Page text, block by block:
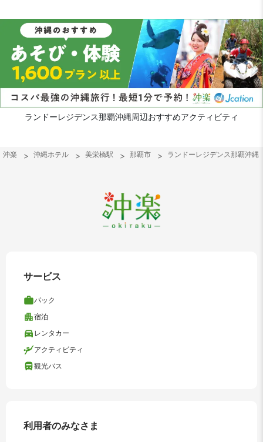
ランドーレジデンス那覇沖縄周辺おすすめアクティビティ
沖楽 沖縄ホテル 美栄橋駅 那覇市 ランドーレジデンス那覇沖縄
サービス
パック
宿泊
レンタカー
アクティビティ
観光バス
利用者のみなさま